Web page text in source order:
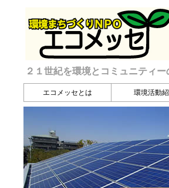
２１世紀を環境とコミュニティ
エコメッセとは 環境活動